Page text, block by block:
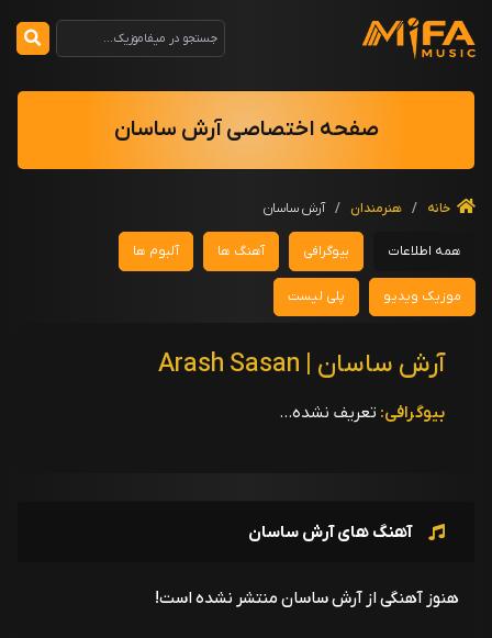
صفحه اختصاصی آرش ساسان
خانه / هنرمندان / آرش ساسان
همه اطلاعات بیوگرافی آهنگ ها آلبوم ها
موزیک ویدیو پلی لیست
آرش ساسان | Arash Sasan
بیوگرافی: تعریف نشده...
آهنگ های آرش ساسان
هنوز آهنگی از آرش ساسان منتشر نشده است!